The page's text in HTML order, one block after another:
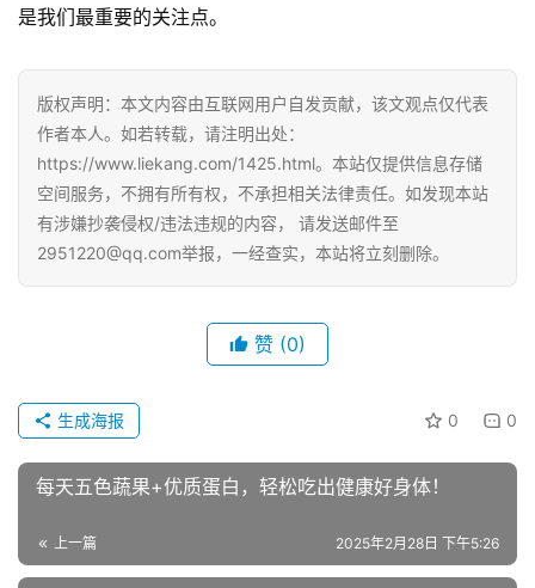
是我们最重要的关注点。
版权声明：本文内容由互联网用户自发贡献，该文观点仅代表
作者本人。如若转载，请注明出处：
https://www.liekang.com/1425.html。本站仅提供信息存储
空间服务，不拥有所有权，不承担相关法律责任。如发现本站
有涉嫌抄袭侵权/违法违规的内容， 请发送邮件至
2951220@qq.com举报，一经查实，本站将立刻删除。
赞 (0)
0 0
生成海报
每天五色蔬果+优质蛋白，轻松吃出健康好身体！
上一篇 2025年2月28日 下午5:26